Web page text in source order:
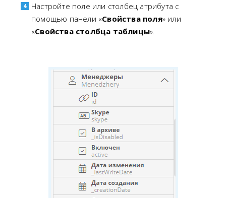
Настройте поле или столбец атрибута с
помощью панели «Свойства поля» или
«Свойства столбца таблицы».